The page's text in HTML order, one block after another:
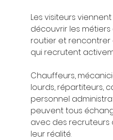
Les visiteurs
découvrir les
routier et rencontrer
qui recrutent
Chauffeurs,
lourds, répartiteurs,
personnel
peuvent tous
avec des recruteurs
leur réalité.